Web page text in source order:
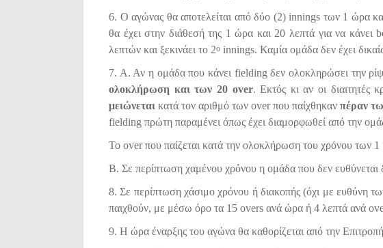
6. Ο αγώνας θα αποτελείται από δύο (2) innings των 1 ώρα
θα έχει στην διάθεσή της 1 ώρα και 20 λεπτά για να κάνει
λεπτών και ξεκινάει το 2ο innings. Καμία ομάδα δεν έχει
7. Α. Αν η ομάδα που κάνει fielding δεν ολοκληρώσει την
ολοκλήρωση και των 20 over. Εκτός κι αν οι διαιτητές
μειώνεται κατά τον αριθμό των over που παίχθηκανπέραν
fielding πρώτη παραμένει όπως έχει διαμορφωθεί από την
Το over που παίζεται κατά την ολοκλήρωση του χρόνου των
Β. Σε περίπτωση χαμένου χρόνου η ομάδα που δεν ευθύνεται
8. Σε περίπτωση χάσιμο χρόνου ή διακοπής (όχι με ευθύνη
παιχθούν, με μέσω όρο τα 15 overs ανά ώρα ή 4 λεπτά ανά
9. Η ώρα έναρξης του αγώνα θα καθορίζεται από την